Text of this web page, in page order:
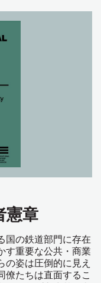
憲章
国の鉄道部門に存在
す重要な公共・商業
姿は圧倒的に見え
僚たちは直面するこ